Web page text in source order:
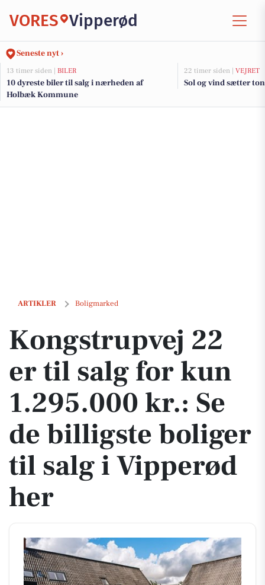
VORES Vipperød
Seneste nyt ›
13 timer siden | BILER
10 dyreste biler til salg i nærheden af
Holbæk Kommune
22 timer siden | VEJRET
Sol og vind sætter
ARTIKLER Boligmarked
Kongstrupvej 22 er til salg for kun 1.295.000 kr.: Se de billigste
Kongstrupvej 22
er til salg for kun
1.295.000 kr.: Se
de billigste boliger
til salg i Vipperød
her